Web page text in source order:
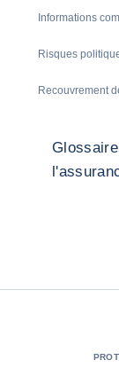
Informations
Risques
Recouvrement